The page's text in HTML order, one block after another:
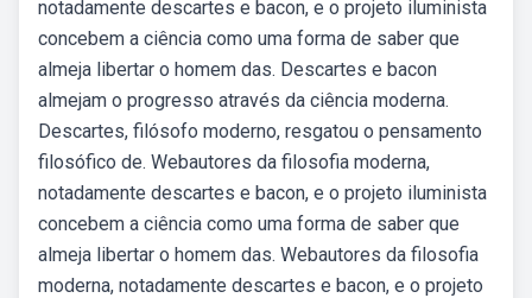
notadamente descartes e bacon, e o projeto iluminista
concebem a ciência como uma forma de saber que
almeja libertar o homem das. Descartes e bacon
almejam o progresso através da ciência moderna.
Descartes, filósofo moderno, resgatou o pensamento
filosófico de. Webautores da filosofia moderna,
notadamente descartes e bacon, e o projeto iluminista
concebem a ciência como uma forma de saber que
almeja libertar o homem das. Webautores da filosofia
moderna, notadamente descartes e bacon, e o projeto